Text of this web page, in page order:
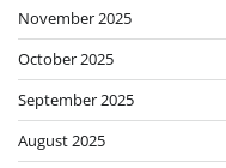
November 2025
October 2025
September 2025
August 2025